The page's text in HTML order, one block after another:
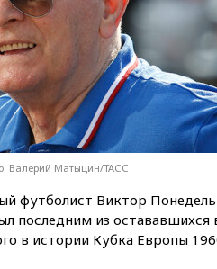
Валерий Матыцин/ТАСС
футболист Виктор
последним из остававшихся
в истории Кубка Европы